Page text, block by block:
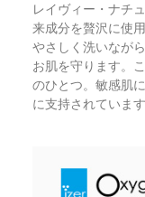
レイヴィー・ナチ
来成分を贅沢に使
やさしく洗いなが
お肌を守ります。
のひとつ。敏感肌
に支持されています